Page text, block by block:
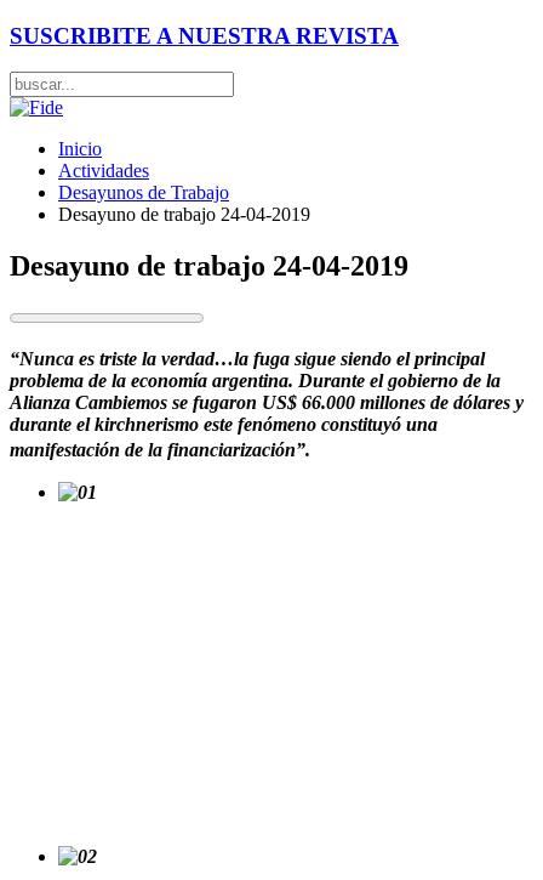
SUSCRIBITE A NUESTRA REVISTA
Inicio
Actividades
Desayunos de Trabajo
Desayuno de trabajo 24-04-2019
Desayuno de trabajo 24-04-2019
“Nunca es triste la verdad…la fuga sigue siendo el principal
problema de la economía argentina. Durante el gobierno de la
Alianza Cambiemos se fugaron US$ 66.000 millones de dólares y
durante el kirchnerismo este fenómeno constituyó una
manifestación de la financiarización”.